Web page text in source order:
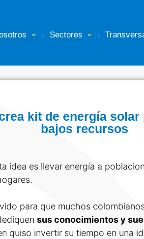
Sectores
kit de energía solar
bajos recursos
idea es llevar energía a
para que muchos
sus conocimientos y
quiso invertir su tiempo en una